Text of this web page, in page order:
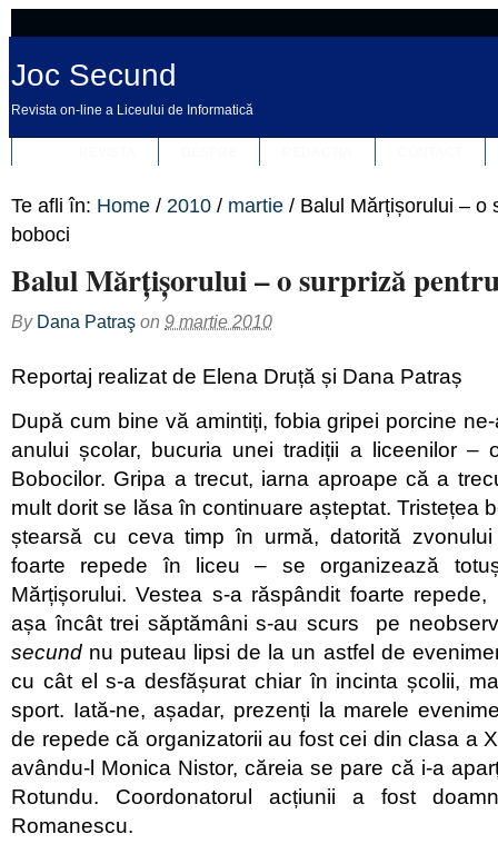
Joc Secund
Revista on-line a Liceului de Informatică
Te afli în: Home / 2010 / martie / Balul Mărțișorului – o
boboci
Balul Mărțișorului – o surpriză
By Dana Patraş on 9 martie 2010
Reportaj realizat de Elena Druță și Dana Patraș
După cum bine vă amintiți, fobia gripei porcine
anului școlar, bucuria unei tradiții a liceenilor –
Bobocilor. Gripa a trecut, iarna aproape că a
mult dorit se lăsa în continuare așteptat. Tristețea
ștearsă cu ceva timp în urmă, datorită
foarte repede în liceu – se organizează
Mărțișorului. Vestea s-a răspândit foarte
așa încât trei săptămâni s-au scurs pe
secund nu puteau lipsi de la un astfel de
cu cât el s-a desfășurat chiar în incinta școlii,
sport. Iată-ne, așadar, prezenți la marele
de repede că organizatorii au fost cei din clasa a
avându-l Monica Nistor, căreia se pare că i-a
Rotundu. Coordonatorul acțiunii a fost
Romanescu.